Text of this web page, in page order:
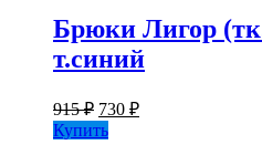
Брюки Лигор
т.синий
915₽ Первоначальная
цена
составляла
730 ₽Текущая
Купить